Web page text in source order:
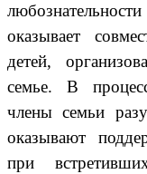
оказывает
детей,
семье. В
члены семьи
оказывают
при